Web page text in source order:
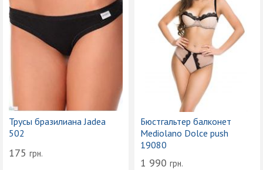
Трусы бразилиана Jadea
502
175 грн.
Бюстгальтер балконет
Mediolano Dolce push
19080
1 990 грн.